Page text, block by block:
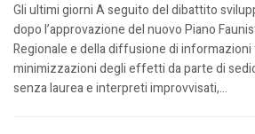
Gli ultimi giorni A seguito del dibattito
dopo l’approvazione del nuovo Piano
Regionale e della diffusione di
minimizzazioni degli effetti da parte di
senza laurea e interpreti improvvisati,...